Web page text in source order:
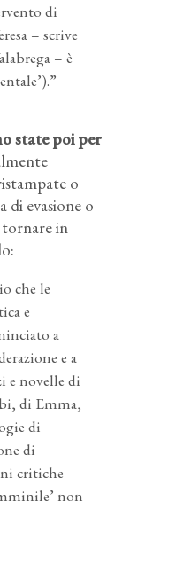
di
– scrive
– è
state poi per
o
di evasione o
in
che le
e
a
e a
e novelle di
di Emma,
di
di
critiche
non